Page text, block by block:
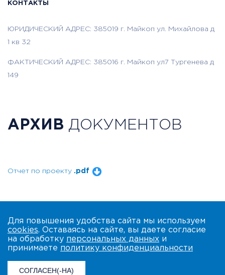
КОНТАКТЫ
ЮРИДИЧЕСКИЙ АДРЕС: 385019 г. Майкоп ул. Михайлова д
1 кв 32
ФАКТИЧЕСКИЙ АДРЕС: 385016 г. Майкоп ул7 Тургенева д
149
АРХИВ ДОКУМЕНТОВ
Отчет по проекту .pdf
Для повышения удобства сайта мы используем
cookies. Оставаясь на сайте, вы даете согласие
на обработку персональных данных и
принимаете политику конфиденциальности
СОГЛАСЕН(-НА)